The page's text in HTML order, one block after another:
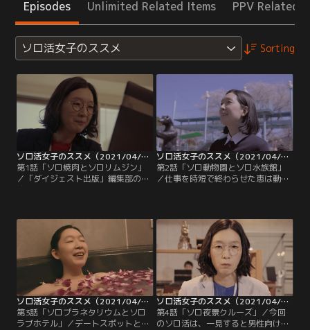
Episodes Unlimited Related Items PPV Related
ソロ活女子のススメ Sorting
ソロ活女子のススメ（2021/04/02放送分）第01話
第1話「ソロ焼肉とソロリムジン」
／「ダイジェスト出版」編集部の契
約社員・五月女恵（江口のりこ）
早に退社する。その理由は“ソロ
活”。好きな時に好きな場所へ行
き、ひとりの時間を楽しむソロ活に
邁進中だ。恵が最初に向かったのは
焼肉店。席へ案内されメニューを見
ていた時…。
ソロ活女子のススメ（2021/04/09放送分）第02話
第2話「ソロ動物園とソロ水族館」
／仕事を時短で終わらせた恵は動物
の見たい動物を誰にも気兼ねせずに
鑑賞する恵は、過去の衝撃的な出会
いを思い出していて…。さらに、“ソ
ロ活第2回戦”として夜の水族館を訪
れた恵。館内のバーでビールを注文
していると…。
ソロ活女子のススメ（2021/04/16放送分）第03話
第3話「ソロプラネタリウムとソロ
ラブホテル」／デートスポットとし
ソロ活女子のススメ（2021/04/23放送分）第04話
第4話「ソロ夜景クルーズ」／今回
のソロ活は、一見すると男性向けに